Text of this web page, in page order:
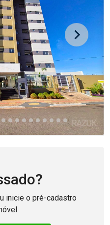
inicie o pré-cadastro